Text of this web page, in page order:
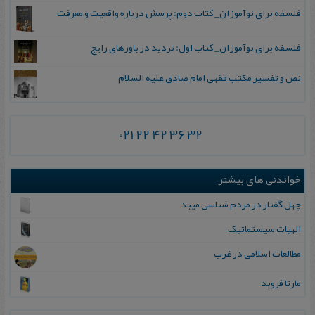
فلسفه برای نوآموزان_ کتاب دوم: پرسش درباره واقعیت و معرفت
فلسفه برای نوآموزان_ کتاب اول: تردید در باورهای رایج
نص و تفسیر مکتب فقهی امام صادق علیه السلام
021 22 42 36 32
خواندنی های بیشتر
چ‍ه‍ل‌ گ‍ف‍ت‍ار در م‍ردم‌ ش‍ن‍اس‍ی‌ م‍ی‍ب‍د
الهیات‌ سیستماتیک‌
مطالعات اسلامی در غرب
مارتا فروید